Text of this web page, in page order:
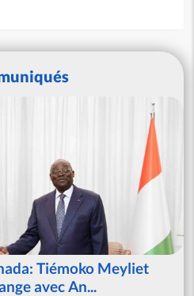
Tiémoko Meyliet
avec An...